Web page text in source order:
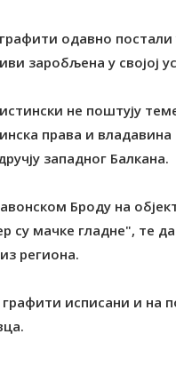
одавно
заробљена у својој
не поштују
права и владавина
западног Балкана.
Броду на
су мачке гладне", те
региона.
исписани и на